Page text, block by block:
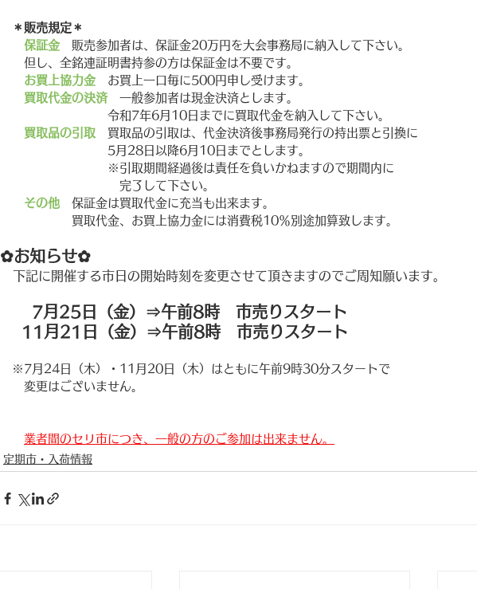
＊販売規定＊
保証金 販売参加者は、保証金20万円を大会事務局に納入して下さい。
但し、全銘連証明書持参の方は保証金は不要です。
お買上協力金 お買上一口毎に500円申し受けます。
買取代金の決済 一般参加者は現金決済とします。
令和7年6月10日までに買取代金を納入して下さい。
買取品の引取 買取品の引取は、代金決済後事務局発行の持出票と引換に
5月28日以降6月10日までとします。
※引取期間経過後は責任を負いかねますので期間内に
完了して下さい。
その他 保証金は買取代金に充当も出来ます。
買取代金、お買上協力金には消費税10％別途加算致します。
✿お知らせ✿
下記に開催する市日の開始時刻を変更させて頂きますのでご周知願います。
7月25日（金）⇒午前8時　市売りスタート
11月21日（金）⇒午前8時　市売りスタート
   ※7月24日（木）・11月20日（木）はともに午前9時30分スタートで
   　変更はございません。
業者間のセリ市につき、一般の方のご参加は出来ません。
定期市・入荷情報